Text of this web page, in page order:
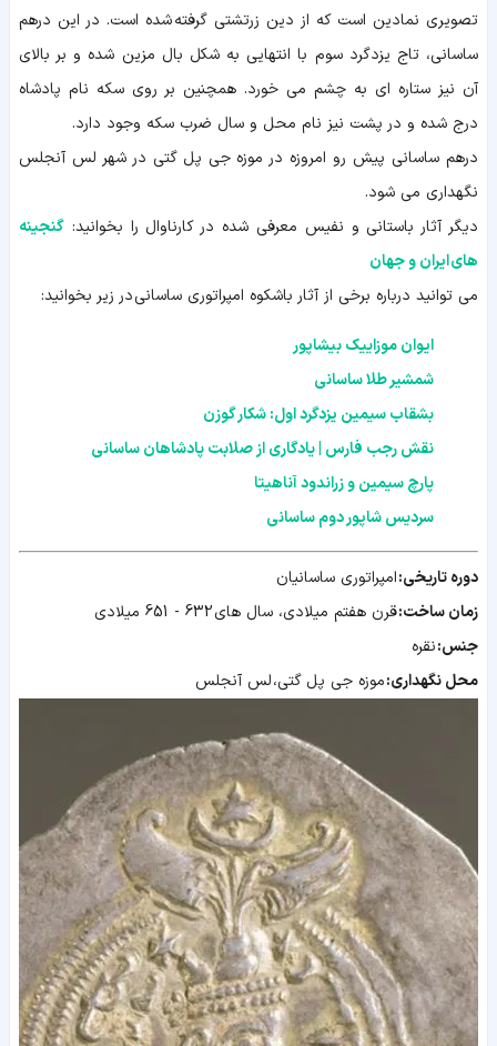
تصویری نمادین است که از دین زرتشتی گرفته شده است. در این درهم
ساسانی، تاج یزدگرد سوم با انتهایی به شکل بال مزین شده و بر بالای
آن نیز ستاره ای به چشم می خورد. همچنین بر روی سکه نام پادشاه
درج شده و در پشت نیز نام محل و سال ضرب سکه وجود دارد.
درهم ساسانی پیش رو امروزه در موزه جی پل گتی در شهر لس آنجلس
نگهداری می شود.
دیگر آثار باستانی و نفیس معرفی شده در کارناوال را بخوانید: گنجینه
های ایران و جهان
می توانید درباره برخی از آثار باشکوه امپراتوری ساسانی در زیر بخوانید:
ایوان موزاییک بیشاپور
شمشیر طلا ساسانی
بشقاب سیمین یزدگرد اول: شکار گوزن
نقش رجب فارس | یادگاری از صلابت پادشاهان ساسانی
پارچ سیمین و زراندود آناهیتا
سردیس شاپور دوم ساسانی
دوره تاریخی:امپراتوری ساسانیان
زمان ساخت:قرن هفتم میلادی، سال های 632 - 651 میلادی
جنس:نقره
محل نگهداری:موزه جی پل گتی، لس آنجلس